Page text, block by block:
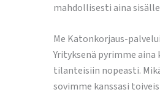
mahdollisesti aina
Me Katonkorjaus-
Yrityksenä pyrimme
tilanteisiin nopeasti.
sovimme kanssasi